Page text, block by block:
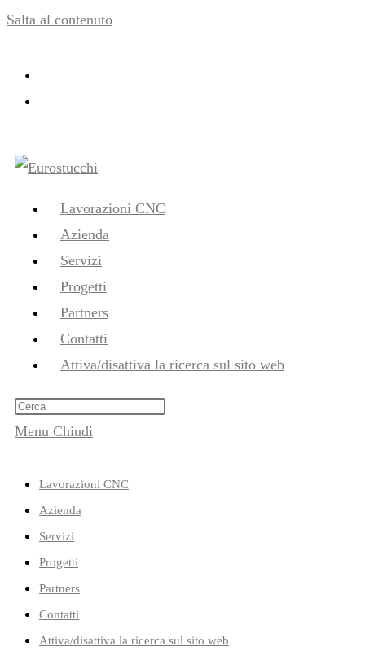
Salta al contenuto
Lavorazioni CNC
Azienda
Servizi
Progetti
Partners
Contatti
Attiva/disattiva la ricerca sul sito web
Menu Chiudi
Lavorazioni CNC
Azienda
Servizi
Progetti
Partners
Contatti
Attiva/disattiva la ricerca sul sito web